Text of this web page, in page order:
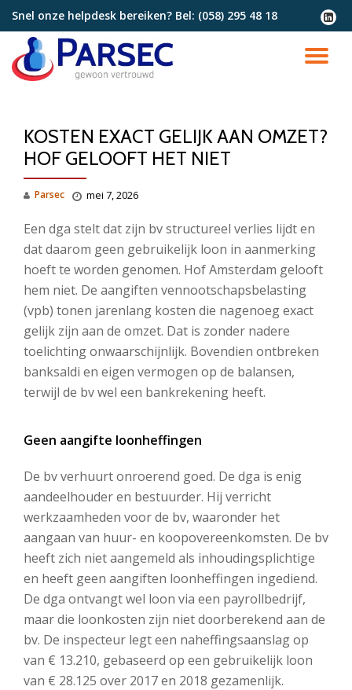
direct
naar
Snel onze helpdesk bereiken? Bel: (058) 295 48 18
fa-
KOSTEN EXACT GELIJK AAN OMZET?
HOF GELOOFT HET NIET
Parsec mei 7, 2026
Een dga stelt dat zijn bv structureel verlies lijdt en
dat daarom geen gebruikelijk loon in aanmerking
hoeft te worden genomen. Hof Amsterdam gelooft
hem niet. De aangiften vennootschapsbelasting
(vpb) tonen jarenlang kosten die nagenoeg exact
gelijk zijn aan de omzet. Dat is zonder nadere
toelichting onwaarschijnlijk. Bovendien ontbreken
banksaldi en eigen vermogen op de balansen,
terwijl de bv wel een bankrekening heeft.
Geen aangifte loonheffingen
De bv verhuurt onroerend goed. De dga is enig
aandeelhouder en bestuurder. Hij verricht
werkzaamheden voor de bv, waaronder het
aangaan van huur- en koopovereenkomsten. De bv
heeft zich niet aangemeld als inhoudingsplichtige
en heeft geen aangiften loonheffingen ingediend.
De dga ontvangt wel loon via een payrollbedrijf,
maar die loonkosten zijn niet doorberekend aan de
bv. De inspecteur legt een naheffingsaanslag op
van € 13.210, gebaseerd op een gebruikelijk loon
van € 28.125 over 2017 en 2018 gezamenlijk.